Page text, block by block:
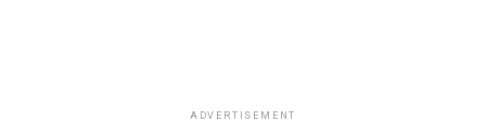
ADVERTISEMENT